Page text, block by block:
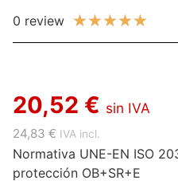
0 review ★★★★★
20,52 € sin IVA
24,83 € IVA incl.
Normativa UNE-EN ISO
protección OB+SR+E